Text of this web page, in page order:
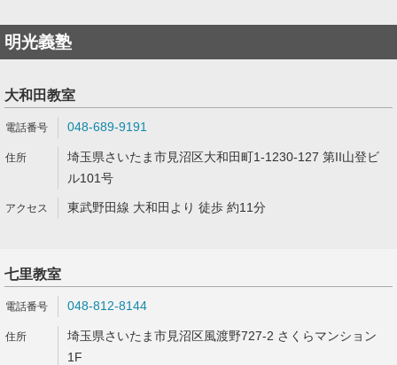
明光義塾
大和田教室
048-689-9191
埼玉県さいたま市見沼区大和田町1-1230-127 第II山登ビ
ル101号
東武野田線 大和田より 徒歩 約11分
七里教室
048-812-8144
埼玉県さいたま市見沼区風渡野727-2 さくらマンション
1F